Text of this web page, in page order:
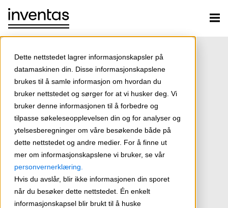
Dette nettstedet lagrer informasjonskapsler på
datamaskinen din. Disse informasjonskapslene
brukes til å samle informasjon om hvordan du
bruker nettstedet og sørger for at vi husker deg. Vi
bruker denne informasjonen til å forbedre og
tilpasse søkeleseopplevelsen din og for analyser og
ytelsesberegninger om våre besøkende både på
dette nettstedet og andre medier. For å finne ut
mer om informasjonskapslene vi bruker, se vår
personvernerklæring.
Hvis du avslår, blir ikke informasjonen din sporet
når du besøker dette nettstedet. Én enkelt
informasjonskapsel blir brukt til å huske